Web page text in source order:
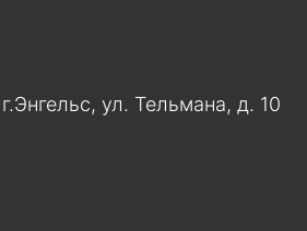
ул. Тельмана, д. 10